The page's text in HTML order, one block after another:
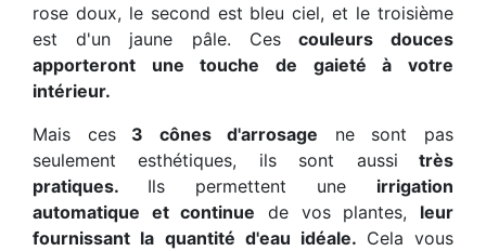
rose doux, le second est bleu ciel, et le troisième
est d'un jaune pâle. Cescouleurs douces
apporteront une touche de gaieté à votre
intérieur.
Mais ces3 cônes d'arrosage ne sont pas
seulement esthétiques, ils sont aussi très
pratiques. Ils permettent une irrigation
automatique et continue de vos plantes, leur
fournissant la quantité d'eau idéale. Cela vous